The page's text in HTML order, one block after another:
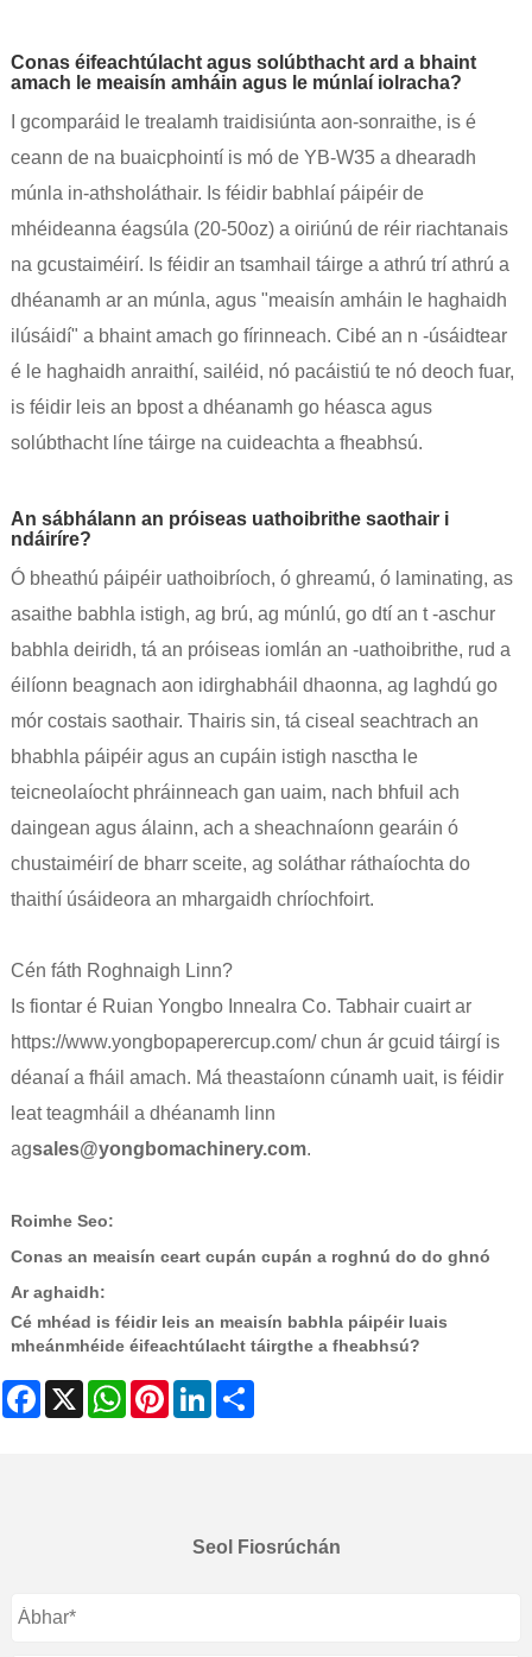
Conas éifeachtúlacht agus solúbthacht ard a bhaint
amach le meaisín amháin agus le múnlaí iolracha?
I gcomparáid le trealamh traidisiúnta aon-sonraithe, is é
ceann de na buaicphointí is mó de YB-W35 a dhearadh
múnla in-athsholáthair. Is féidir babhlaí páipéir de
mhéideanna éagsúla (20-50oz) a oiriúnú de réir riachtanais
na gcustaiméirí. Is féidir an tsamhail táirge a athrú trí athrú a
dhéanamh ar an múnla, agus "meaisín amháin le haghaidh
ilúsáidí" a bhaint amach go fírinneach. Cibé an n -úsáidtear
é le haghaidh anraithí, sailéid, nó pacáistiú te nó deoch fuar,
is féidir leis an bpost a dhéanamh go héasca agus
solúbthacht líne táirge na cuideachta a fheabhsú.
An sábhálann an próiseas uathoibrithe saothair i
ndáiríre?
Ó bheathú páipéir uathoibríoch, ó ghreamú, ó laminating, as
asaithe babhla istigh, ag brú, ag múnlú, go dtí an t -aschur
babhla deiridh, tá an próiseas iomlán an -uathoibrithe, rud a
éilíonn beagnach aon idirghabháil dhaonna, ag laghdú go
mór costais saothair. Thairis sin, tá ciseal seachtrach an
bhabhla páipéir agus an cupáin istigh nasctha le
teicneolaíocht phráinneach gan uaim, nach bhfuil ach
daingean agus álainn, ach a sheachnaíonn gearáin ó
chustaiméirí de bharr sceite, ag soláthar ráthaíochta do
thaithí úsáideora an mhargaidh chríochfoirt.
Cén fáth Roghnaigh Linn?
Is fiontar é Ruian Yongbo Innealra Co. Tabhair cuairt ar
https://www.yongbopaperercup.com/ chun ár gcuid táirgí is
déanaí a fháil amach. Má theastaíonn cúnamh uait, is féidir
leat teagmháil a dhéanamh linn
agsales@yongbomachinery.com.
Roimhe Seo:
Conas an meaisín ceart cupán cupán a roghnú do do ghnó
Ar aghaidh:
Cé mhéad is féidir leis an meaisín babhla páipéir luais
mheánmhéide éifeachtúlacht táirgthe a fheabhsú?
Facebook
X WhatsAppPinterestLinkedIn
Seol Fiosrúchán